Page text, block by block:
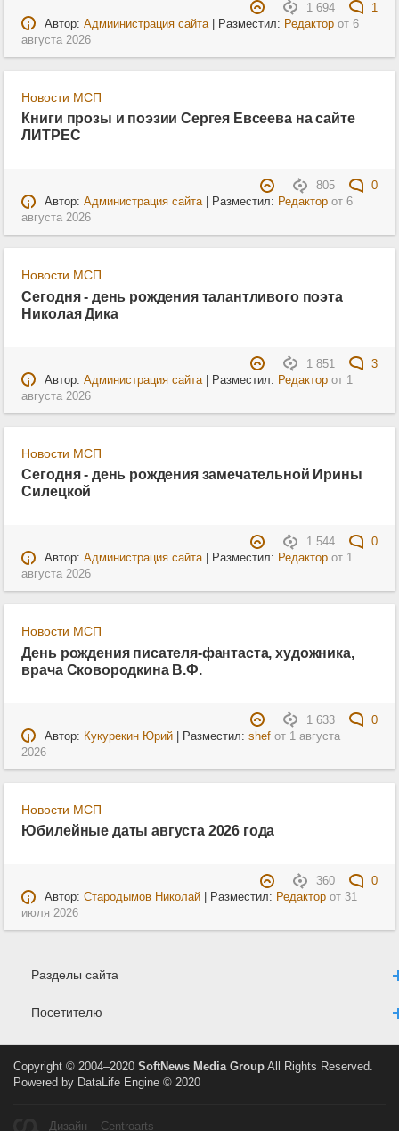
1 694
1
Автор: Адмиинистрация сайта| Разместил: Редакторот 6
августа 2026
Новости МСП
Книги прозы и поэзии Сергея Евсеева на сайте
ЛИТРЕС
805
0
Автор: Администрация сайта| Разместил: Редакторот 6
августа 2026
Новости МСП
Сегодня - день рождения талантливого поэта
Николая Дика
1 851
3
Автор: Администрация сайта| Разместил: Редакторот 1
августа 2026
Новости МСП
Сегодня - день рождения замечательной Ирины
Силецкой
1 544
0
Автор: Администрация сайта| Разместил: Редакторот 1
августа 2026
Новости МСП
День рождения писателя-фантаста, художника,
врача Сковородкина В.Ф.
1 633
0
Автор: Кукурекин Юрий| Разместил: shefот 1 августа
2026
Новости МСП
Юбилейные даты августа 2026 года
360
0
Автор: Стародымов Николай| Разместил: Редакторот 31
июля 2026
Разделы сайта
Посетителю
Copyright © 2004–2020 SoftNews Media Group All Rights Reserved.
Powered by DataLife Engine © 2020
Дизайн – Centroarts